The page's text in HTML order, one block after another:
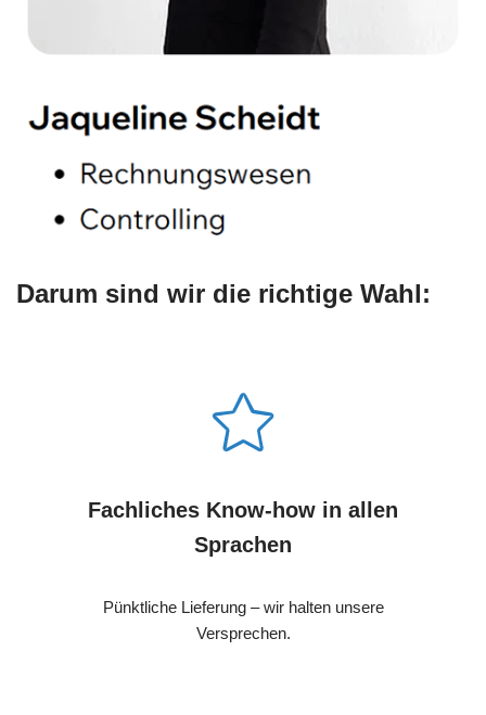
Darum sind wir die richtige Wahl:
Fachliches Know-how in allen
Sprachen
Pünktliche Lieferung – wir halten unsere
Versprechen.